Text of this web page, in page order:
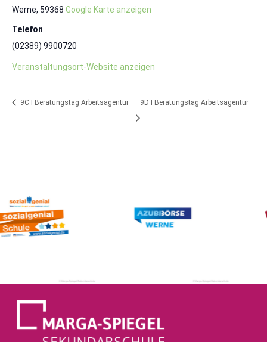
Werne, 59368 Google Karte anzeigen
Telefon
(02389) 9900720
Veranstaltungsort-Website anzeigen
9C I Beratungstag Arbeitsagentur 9D I Beratungstag Arbeitsagentur